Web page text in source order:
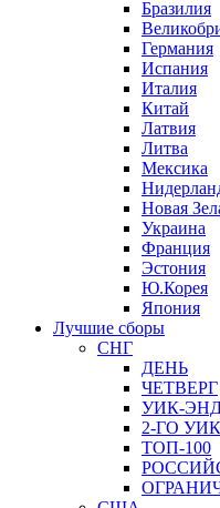
Бразилия
Германия
Испания
Италия
Китай
Латвия
Литва
Мексика
Новая
Украина
Франция
Эстония
Ю.Корея
Япония
Лучшие сборы
СНГ
ДЕНЬ
ЧЕТВЕРГ
УИК-
2-ГО
ТОП-100